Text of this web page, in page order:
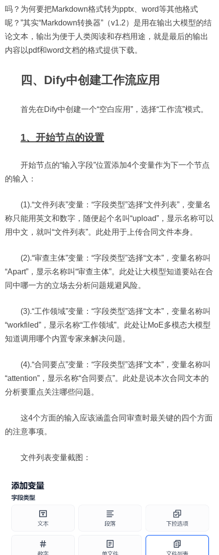
吗？为何要把Markdown格式转为pptx、word等其他格式
呢？”其实“Markdown转换器”（v1.2）是用在输出大模型的结
论文本，输出为便于人类阅读和存档用途，就是最后的输出
内容以pdf和word文档的格式提供下载。
四、Dify中创建工作流应用
首先在Dify中创建一个“空白应用”，选择“工作流”模式。
1、开始节点的设置
开始节点的“输入字段”位置添加4个变量作为下一个节点
的输入：
(1).“文件列表”变量：“字段类型”选择“文件列表”，变量名
称只能用英文和数字，随便起个名叫“upload”，显示名称可以
用中文，就叫“文件列表”。此处用于上传合同文件本身。
(2).“审查主体”变量：“字段类型”选择“文本”，变量名称叫
“Apart”，显示名称叫“审查主体”。此处让大模型知道要站在合
同中哪一方的立场去分析问题规避风险。
(3).“工作领域”变量：“字段类型”选择“文本”，变量名称叫
“workfiled”，显示名称“工作领域”。此处让MoE多模态大模型
知道调用哪个内置专家来解决问题。
(4).“合同要点”变量：“字段类型”选择“文本”，变量名称叫
“attention”，显示名称“合同要点”。此处是说本次合同文本的
分析要重点关注哪些问题。
这4个方面的输入应该涵盖合同审查时最关键的四个方面
的注意事项。
文件列表变量截图：